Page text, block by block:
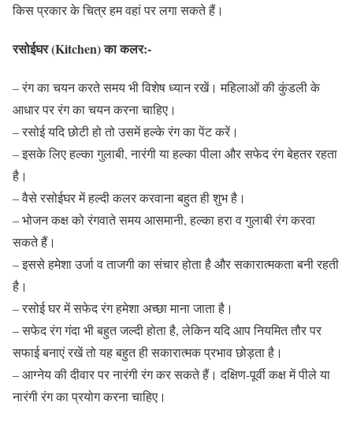
किस प्रकार के चित्र हम वहां पर लगा सकते हैं।
रसोईघर (Kitchen) का कलर:-
– रंग का चयन करते समय भी विशेष ध्यान रखें। महिलाओं की कुंडली के
आधार पर रंग का चयन करना चाहिए।
– रसोई यदि छोटी हो तो उसमें हल्के रंग का पेंट करें।
– इसके लिए हल्का गुलाबी, नारंगी या हल्का पीला और सफेद रंग बेहतर रहता
है।
– वैसे रसोईघर में हल्दी कलर करवाना बहुत ही शुभ है।
– भोजन कक्ष को रंगवाते समय आसमानी, हल्का हरा व गुलाबी रंग करवा
सकते हैं।
– इससे हमेशा उर्जा व ताजगी का संचार होता है और सकारात्मकता बनी रहती
है।
– रसोई घर में सफेद रंग हमेशा अच्छा माना जाता है।
– सफेद रंग गंदा भी बहुत जल्दी होता है, लेकिन यदि आप नियमित तौर पर
सफाई बनाएं रखें तो यह बहुत ही सकारात्मक प्रभाव छोड़ता है।
– आग्नेय की दीवार पर नारंगी रंग कर सकते हैं। दक्षिण-पूर्वी कक्ष में पीले या
नारंगी रंग का प्रयोग करना चाहिए।